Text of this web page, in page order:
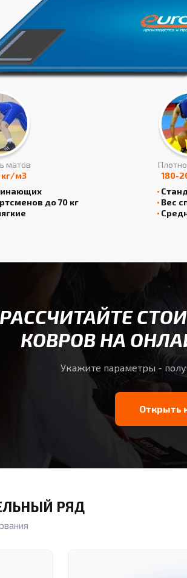
матов
кг/м3
до 70 кг
180-
Вес
РАССЧИТАЙТЕ
КОВРОВ НА
Укажите параметры -
Открыть
РЯД